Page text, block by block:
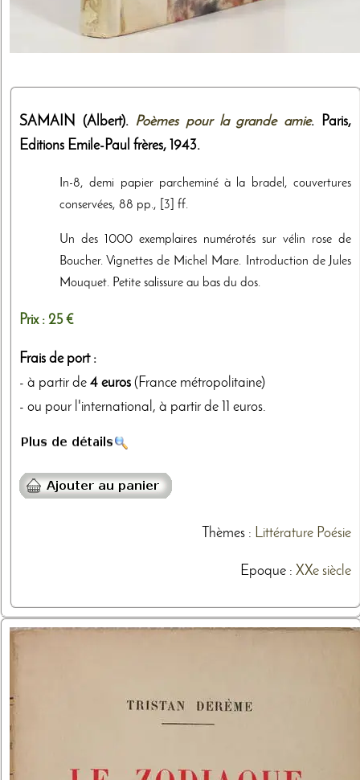
SAMAIN (Albert). Poèmes pour la grande amie. Paris,
Editions Emile-Paul frères, 1943.
In-8, demi papier parcheminé à la bradel, couvertures
conservées, 88 pp., [3] ff.
Un des 1000 exemplaires numérotés sur vélin rose de
Boucher. Vignettes de Michel Mare. Introduction de Jules
Mouquet. Petite salissure au bas du dos.
Prix : 25 €
Frais de port :
- à partir de 4 euros (France métropolitaine)
- ou pour l'international, à partir de 11 euros.
Thèmes: Littérature Poésie
Epoque : XXe siècle